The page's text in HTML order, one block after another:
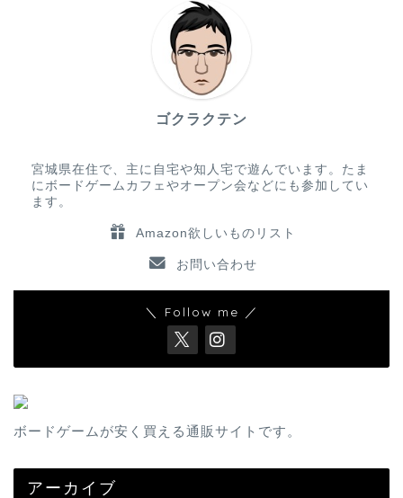
ゴクラクテン
宮城県在住で、主に自宅や知人宅で遊んでいます。たま
にボードゲームカフェやオープン会などにも参加してい
ます。
Amazon欲しいものリスト
お問い合わせ
＼ Follow me ／
ボードゲームが安く買える通販サイトです。
アーカイブ